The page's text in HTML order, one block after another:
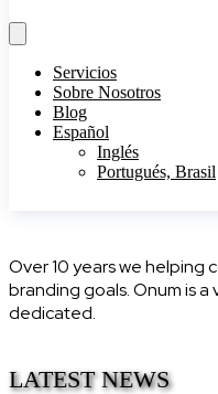
Servicios
Sobre Nosotros
Blog
Español
Inglés
Portugués, Brasil
Over 10 years we helping
branding goals. Onum is
dedicated.
LATEST NEWS